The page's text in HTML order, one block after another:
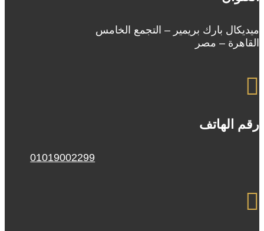
ميديكال بارك بريمير – التجمع الخامس
القاهرة – مصر

رقم الهاتف
01019002299
